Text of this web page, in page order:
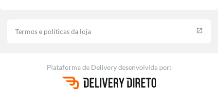
Termos e políticas da loja launch
Plataforma de Deliverydesenvolvida por: